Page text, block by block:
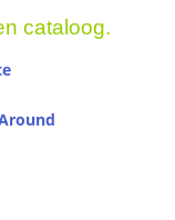
cataloog.